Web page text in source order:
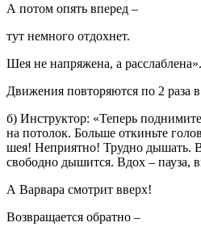
А потом опять вперед –
тут немного отдохнет.
Шея не напряжена, а расслаблена».
Движения повторяются по 2 раза
б) Инструктор: «Теперь
на потолок. Больше откиньте
шея! Неприятно! Трудно дышать.
свободно дышится. Вдох – пауза,
А Варвара смотрит вверх!
Возвращается обратно –